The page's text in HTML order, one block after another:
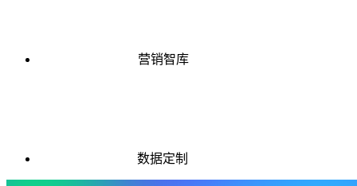
营销智库
数据定制